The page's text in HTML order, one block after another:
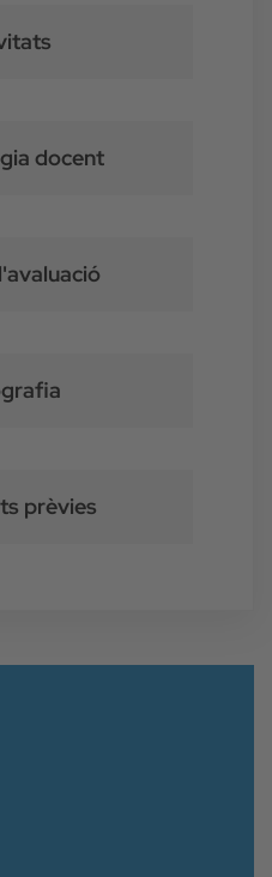
docent
prèvies